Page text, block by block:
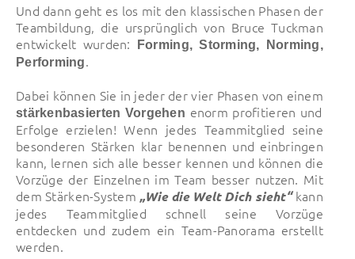
Und dann geht es los mit den klassischen Phasen der
Teambildung, die ursprünglich von Bruce Tuckman
entwickelt wurden:
Forming,Storming,
Norming,
Performing.
Dabei können Sie in jeder der vier Phasen von einem
stärkenbasierten Vorgehen enorm profitieren und
Erfolge erzielen! Wenn jedes Teammitglied seine
besonderen Stärken klar benennen und einbringen
kann, lernen sich alle besser kennen und können die
Vorzüge der Einzelnen im Team besser nutzen. Mit
dem Stärken-System„Wie die Welt Dich sieht“kann
jedes Teammitglied schnell seine Vorzüge
entdecken und zudem ein Team-Panorama erstellt
werden.